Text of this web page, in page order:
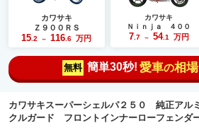
カワサキ
Ｚ９００ＲＳ
15 .2 ～ 116 .6 万円
カワサキ
Ｎｉｎｊａ ４００
7.7 ～ 54.1 万円
無料 簡単30秒! 愛車の相場
カワサキスーパーシェルパ２５０ 純正アル
クルガード フロントインナーローフェンダ